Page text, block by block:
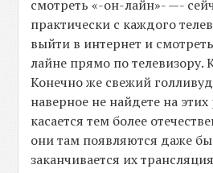
смотреть «-он-лайн»- —-
практически с каждого
выйти в интернет и
лайне прямо по телевизору.
Конечно же свежий
наверное не найдете на этих
касается тем более
они там появляются даже
заканчивается их